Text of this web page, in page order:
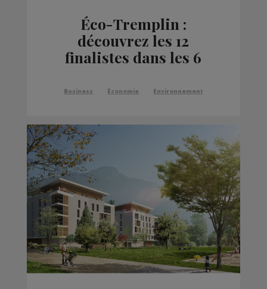
Éco-Tremplin :
découvrez les 12
finalistes dans les 6
Business Économie Environnement